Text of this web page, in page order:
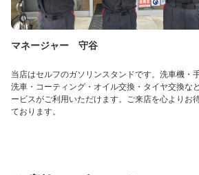
マネージャー 守谷
当店はセルフのガソリンスタンドです。洗車機・
洗車・コーティング・オイル交換・タイヤ交換な
ービスがご利用いただけます。ご来店を心よりお
ております。